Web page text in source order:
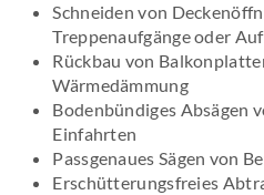
Schneiden von
Treppenaufgänge oder
Rückbau von
Wärmedämmung
Bodenbündiges Absägen
Einfahrten
Passgenaues Sägen von
Erschütterungsfreies